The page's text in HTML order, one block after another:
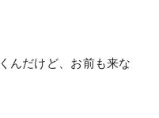
んだけど、お前も来な